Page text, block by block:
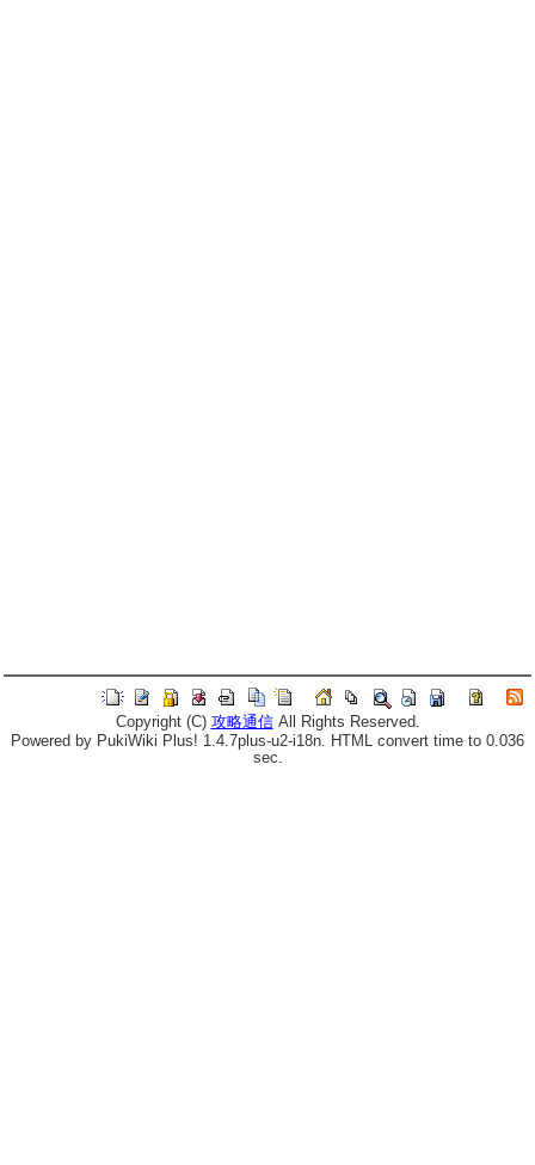
Copyright (C) 攻略通信All Rights Reserved.
Powered by PukiWiki Plus! 1.4.7plus-u2-i18n. HTML convert time to 0.036
sec.